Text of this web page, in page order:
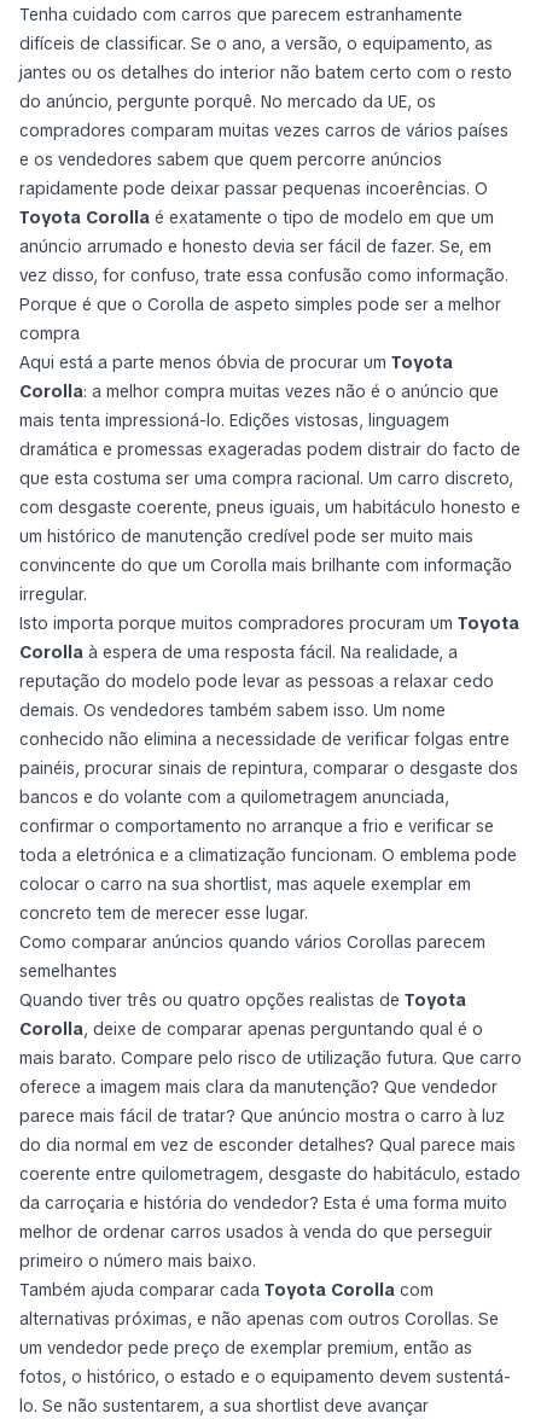
Tenha cuidado com carros que parecem estranhamente
difíceis de classificar. Se o ano, a versão, o equipamento, as
jantes ou os detalhes do interior não batem certo com o resto
do anúncio, pergunte porquê. No mercado da UE, os
compradores comparam muitas vezes carros de vários países
e os vendedores sabem que quem percorre anúncios
rapidamente pode deixar passar pequenas incoerências. O
Toyota Corolla é exatamente o tipo de modelo em que um
anúncio arrumado e honesto devia ser fácil de fazer. Se, em
vez disso, for confuso, trate essa confusão como informação.
Porque é que o Corolla de aspeto simples pode ser a melhor
compra
Aqui está a parte menos óbvia de procurar um Toyota
Corolla: a melhor compra muitas vezes não é o anúncio que
mais tenta impressioná-lo. Edições vistosas, linguagem
dramática e promessas exageradas podem distrair do facto de
que esta costuma ser uma compra racional. Um carro discreto,
com desgaste coerente, pneus iguais, um habitáculo honesto e
um histórico de manutenção credível pode ser muito mais
convincente do que um Corolla mais brilhante com informação
irregular.
Isto importa porque muitos compradores procuram um Toyota
Corolla à espera de uma resposta fácil. Na realidade, a
reputação do modelo pode levar as pessoas a relaxar cedo
demais. Os vendedores também sabem isso. Um nome
conhecido não elimina a necessidade de verificar folgas entre
painéis, procurar sinais de repintura, comparar o desgaste dos
bancos e do volante com a quilometragem anunciada,
confirmar o comportamento no arranque a frio e verificar se
toda a eletrónica e a climatização funcionam. O emblema pode
colocar o carro na sua shortlist, mas aquele exemplar em
concreto tem de merecer esse lugar.
Como comparar anúncios quando vários Corollas parecem
semelhantes
Quando tiver três ou quatro opções realistas de Toyota
Corolla, deixe de comparar apenas perguntando qual é o
mais barato. Compare pelo risco de utilização futura. Que carro
oferece a imagem mais clara da manutenção? Que vendedor
parece mais fácil de tratar? Que anúncio mostra o carro à luz
do dia normal em vez de esconder detalhes? Qual parece mais
coerente entre quilometragem, desgaste do habitáculo, estado
da carroçaria e história do vendedor? Esta é uma forma muito
melhor de ordenar carros usados à venda do que perseguir
primeiro o número mais baixo.
Também ajuda comparar cada Toyota Corolla com
alternativas próximas, e não apenas com outros Corollas. Se
um vendedor pede preço de exemplar premium, então as
fotos, o histórico, o estado e o equipamento devem sustentá-
lo. Se não sustentarem, a sua shortlist deve avançar